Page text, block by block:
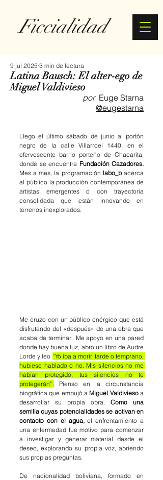
Ficcialidad
Latina Bausch: El alter-ego de
Miguel Valdivieso
9 jul 2025 3 min de lectura
por
  Euge Starna
@eugestarna
Llego el último sábado de junio al portón
negro de la calle Villarroel 1440, en el
efervescente barrio porteño de Chacarita,
donde se encuentra
Mes a mes, la programación labo_b acerca
al público la producción contemporánea de
artistas emergentes o con trayectoria
consolidada que están innovando en
terrenos inexplorados.
Me cruzo con un público enérgico que está
disfrutando del «después» de una obra que
acaba de terminar.  Me apoyo en una pared
donde hay buena luz, abro un libro de Audre
Lorde y leo “Yo iba a morir, tarde o temprano,
hubiese hablado o no. Mis silencios no me
habían protegido, tus silencios no te
protegerán”.
Pienso en la circunstancia
biográfica que empujó a Miguel Valdivieso a
desarrollar su propia obra. Como una
semilla cuyas potencialidades se activan en
contacto con el agua, el enfrentamiento a
una enfermedad fue motivo para comenzar
a investigar y generar material desde el
deseo, explorando su propia voz, abriendo
sus propias preguntas.
De nacionalidad boliviana, formado en